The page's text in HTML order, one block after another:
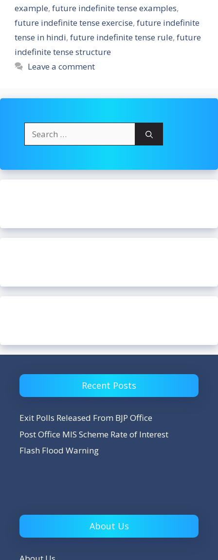
example, future indefinite tense examples,
future indefinite tense exercise, future indefinite
tense in hindi, future indefinite tense rule, future
indefinite tense structure
Leave a comment
for:
Recent Posts
Exit Polls Released From BJP Office
Post Office MIS Scheme Rate of Interest
Flash Flood Warning
About Us